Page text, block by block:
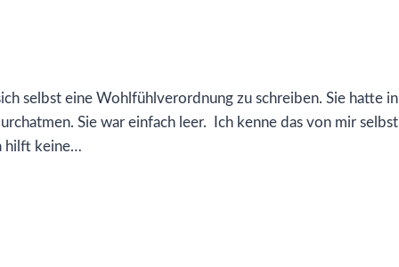
selbst eine Wohlfühlverordnung zu schreiben. Sie hatte in
Sie war einfach leer. Ich kenne das von mir selbst
hilft keine…